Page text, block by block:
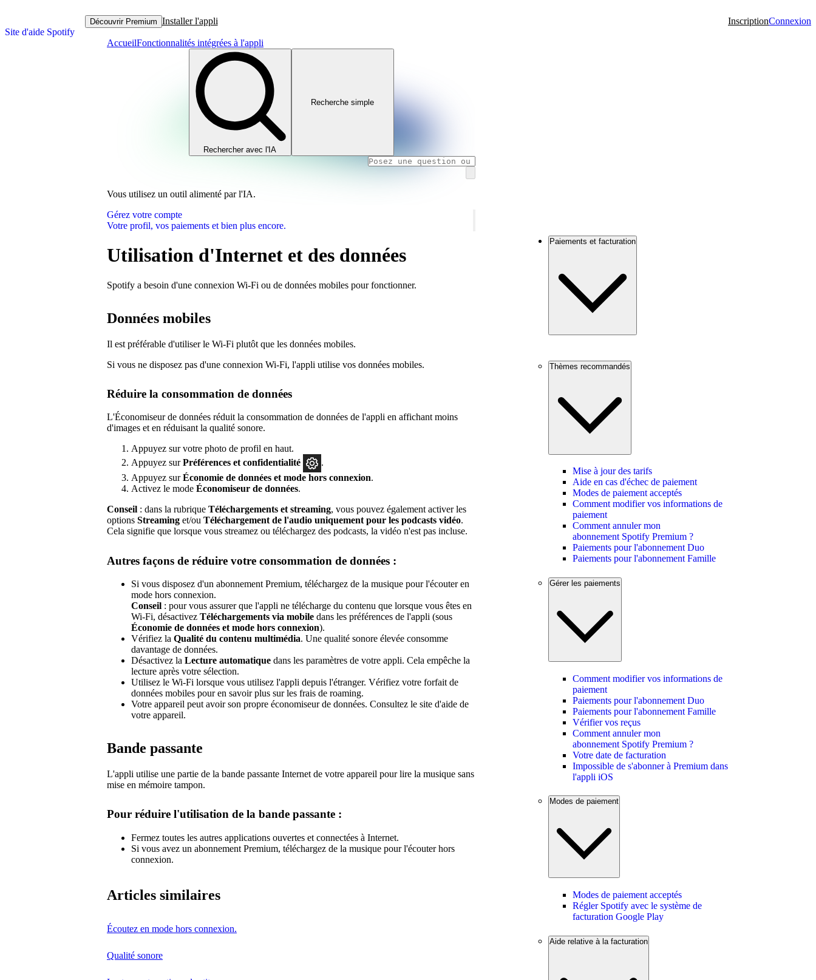
Site d'aide Spotify
Découvrir Premium Installer l'appli InscriptionConnexion
AccueilFonctionnalités intégrées à l'appli
Rechercher avec l'IA
Recherche simple
Vous utilisez un outil alimenté par l'IA.
Gérez votre compte
Votre profil, vos paiements et bien plus encore.
Utilisation d'Internet et des données
Spotify a besoin d'une connexion Wi-Fi ou de données mobiles pour fonctionner.
Données mobiles
Il est préférable d'utiliser le Wi-Fi plutôt que les données mobiles.
Si vous ne disposez pas d'une connexion Wi-Fi, l'appli utilise vos données mobiles.
Réduire la consommation de données
L'Économiseur de données réduit la consommation de données de l'appli en affichant moins
d'images et en réduisant la qualité sonore.
Appuyez sur votre photo de profil en haut.
Appuyez surPréférences et confidentialité
.
Appuyez surÉconomie de données et mode hors connexion.
Activez le mode Économiseur de données.
Conseil : dans la rubrique Téléchargements et streaming, vous pouvez également activer les
options Streaming et/ou Téléchargement de l'audio uniquement pour les podcasts vidéo.
Cela signifie que lorsque vous streamez ou téléchargez des podcasts, la vidéo n'est pas incluse.
Autres façons de réduire votre consommation de données :
Si vous disposez d'un abonnement Premium, téléchargez de la musique pour l'écouter en
mode hors connexion.
Conseil : pour vous assurer que l'appli ne télécharge du contenu que lorsque vous êtes en
Wi-Fi, désactivez Téléchargements via mobile dans les préférences de l'appli (sous
Économie de données et mode hors connexion).
Vérifiez la Qualité du contenu multimédia. Une qualité sonore élevée consomme
davantage de données.
Désactivez la Lecture automatique dans les paramètres de votre appli. Cela empêche la
lecture après votre sélection.
Utilisez le Wi-Fi lorsque vous utilisez l'appli depuis l'étranger. Vérifiez votre forfait de
données mobiles pour en savoir plus sur les frais de roaming.
Votre appareil peut avoir son propre économiseur de données. Consultez le site d'aide de
votre appareil.
Bande passante
L'appli utilise une partie de la bande passante Internet de votre appareil pour lire la musique sans
mise en mémoire tampon.
Pour réduire l'utilisation de la bande passante :
Fermez toutes les autres applications ouvertes et connectées à Internet.
Si vous avez un abonnement Premium, téléchargez de la musique pour l'écouter hors
connexion.
Articles similaires
Écoutez en mode hors connexion.
Qualité sonore
Paiements et facturation
Thèmes recommandés
Mise à jour des tarifs
Aide en cas d'échec de paiement
Modes de paiement acceptés
Comment modifier vos informations de
paiement
Comment annuler mon
abonnement Spotify Premium ?
Paiements pour l'abonnement Duo
Paiements pour l'abonnement Famille
Gérer les paiements
Comment modifier vos informations de
paiement
Paiements pour l'abonnement Duo
Paiements pour l'abonnement Famille
Vérifier vos reçus
Comment annuler mon
abonnement Spotify Premium ?
Votre date de facturation
Impossible de s'abonner à Premium dans
l'appli iOS
Modes de paiement
Modes de paiement acceptés
Régler Spotify avec le système de
facturation Google Play
Aide relative à la facturation